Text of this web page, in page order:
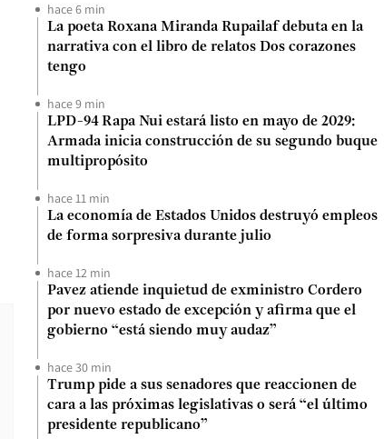
hace 6 min
La poeta Roxana Miranda Rupailaf debuta en la
narrativa con el libro de relatos Dos corazones
tengo
hace 9 min
LPD-94 Rapa Nui estará listo en mayo de 2029:
Armada inicia construcción de su segundo buque
multipropósito
hace 11 min
La economía de Estados Unidos destruyó empleos
de forma sorpresiva durante julio
hace 12 min
Pavez atiende inquietud de exministro Cordero
por nuevo estado de excepción y afirma que el
gobierno “está siendo muy audaz”
hace 30 min
Trump pide a sus senadores que reaccionen de
cara a las próximas legislativas o será “el último
presidente republicano”